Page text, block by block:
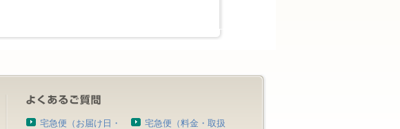
宅急便（お届け日・
宅急便（料金・取扱